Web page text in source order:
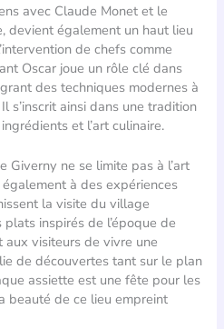
avec Claude Monet et le
devient également un haut lieu
de chefs comme
Oscar joue un rôle clé dans
des techniques modernes à
s’inscrit ainsi dans une tradition
et l’art culinaire.
Giverny ne se limite pas à l’art
à des expériences
la visite du village
inspirés de l’époque de
visiteurs de vivre une
de découvertes tant sur le plan
assiette est une fête pour les
beauté de ce lieu empreint